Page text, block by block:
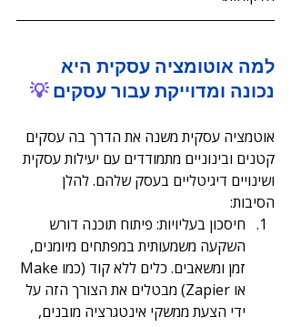
למה אוטומציה עסקית היא
נכונה ומדוייקת עבור עסקים 💡
אוטמציה עסקית משנה את הדרך בה עסקים
קטנים ובינוניים מתמודדים עם יעילות עסקית
ושינויים דיגיטליים בעסק שלהם. להלן
הסיבות:
חיסכון בעליויות: פיתוח תוכנה דורש
השקעה משמעותית במפתחים מיומנים,
או Zapier) מבטלים את הצורך הזה על
ידי הצעת ממשקי אינטגרציה מובנים,